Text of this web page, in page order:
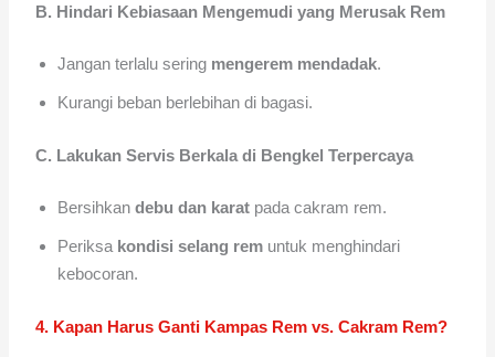
B. Hindari Kebiasaan Mengemudi yang Merusak Rem
Jangan terlalu sering mengerem mendadak.
Kurangi beban berlebihan di bagasi.
C. Lakukan Servis Berkala di Bengkel Terpercaya
Bersihkandebu dan karat pada cakram rem.
Periksa kondisi selang rem untuk menghindari
kebocoran.
4. Kapan Harus Ganti Kampas Rem vs. Cakram Rem?